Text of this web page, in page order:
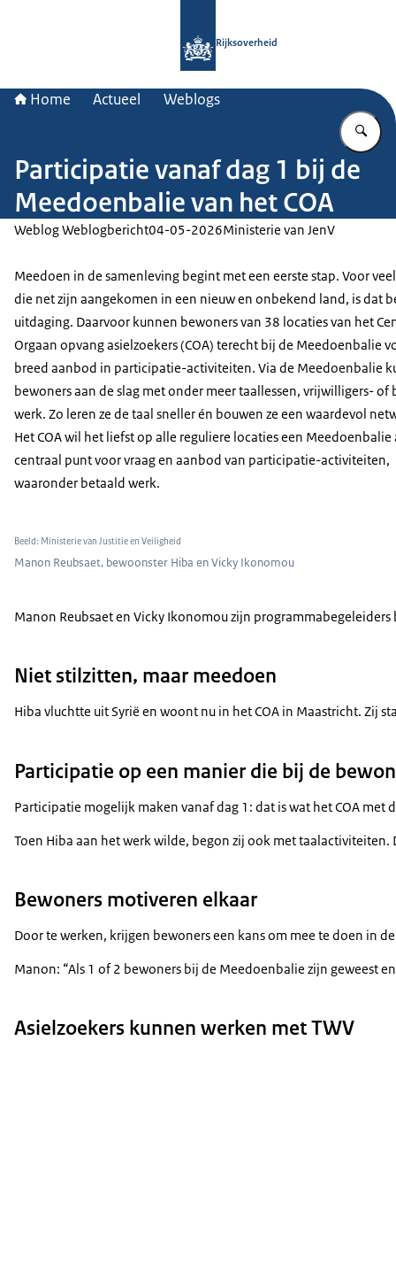
Rijksoverheid
Home Actueel Weblogs
Participatie vanaf dag 1 bij de
Meedoenbalie van het COA
Weblog Weblogbericht04-05-2026Ministerie van JenV
Meedoen in de samenleving begint met een eerste stap. Voor
die net zijn aangekomen in een nieuw en onbekend land, is dat
uitdaging. Daarvoor kunnen bewoners van 38 locaties van het
Orgaan opvang asielzoekers (COA) terecht bij de Meedoenbalie
breed aanbod in participatie-activiteiten. Via de Meedoenbalie
bewoners aan de slag met onder meer taallessen, vrijwilligers- of
werk. Zo leren ze de taal sneller én bouwen ze een waardevol
Het COA wil het liefst op alle reguliere locaties een Meedoenbalie
centraal punt voor vraag en aanbod van participatie-activiteiten,
waaronder betaald werk.
Beeld: Ministerie van Justitie en Veiligheid
Manon Reubsaet, bewoonster Hiba en Vicky Ikonomou
Manon Reubsaet en Vicky Ikonomou zijn
Niet stilzitten, maar meedoen
Hiba vluchtte uit Syrië en woont nu in het COA in Maastricht. Zij
Participatie op een manier die bij de
Participatie mogelijk maken vanaf dag 1: dat is wat het COA
Toen Hiba aan het werk wilde, begon zij ook met
Bewoners motiveren elkaar
Door te werken, krijgen bewoners een kans om mee te doen in
Manon: “Als 1 of 2 bewoners bij de Meedoenbalie zijn geweest
Asielzoekers kunnen werken met TWV